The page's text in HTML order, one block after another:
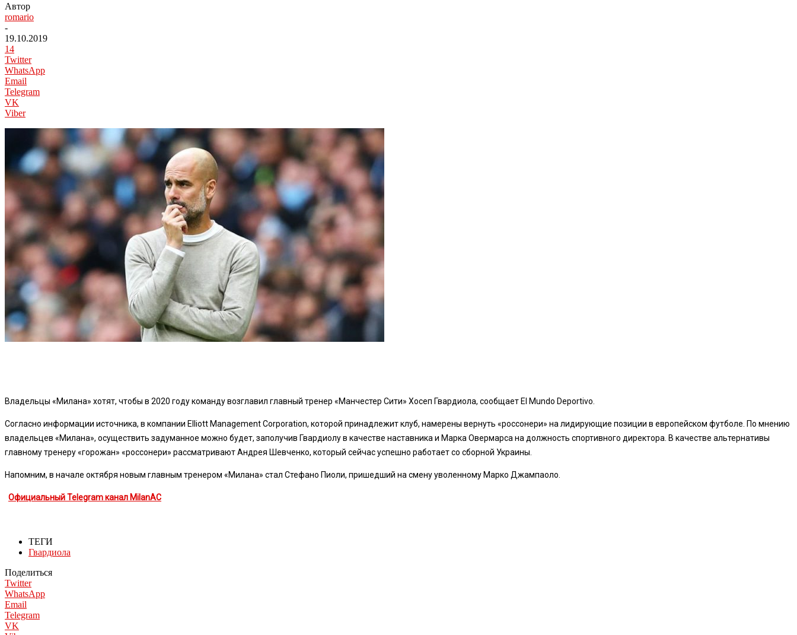
Автор
romario
-
19.10.2019
14
Twitter
WhatsApp
Email
Telegram
VK
Viber
Владельцы «Милана» хотят, чтобы в 2020 году команду возглавил главный тренер «Манчестер Сити» Хосеп Гвардиола, сообщает El Mundo Deportivo.
Согласно информации источника, в компании Elliott Management Corporation, которой принадлежит клуб, намерены вернуть «россонери» на лидирующие позиции в европейском футболе. По мнению
владельцев «Милана», осуществить задуманное можно будет, заполучив Гвардиолу в качестве наставника и Марка Овермарса на должность спортивного директора. В качестве альтернативы
главному тренеру «горожан» «россонери» рассматривают Андрея Шевченко, который сейчас успешно работает со сборной Украины.
Напомним, в начале октября новым главным тренером «Милана» стал Стефано Пиоли, пришедший на смену уволенному Марко Джампаоло.
Официальный Telegram канал MilanAC
ТЕГИ
Гвардиола
Поделиться
Twitter
WhatsApp
Email
Telegram
VK